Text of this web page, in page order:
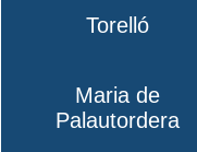
Torelló
Maria de
Palautordera